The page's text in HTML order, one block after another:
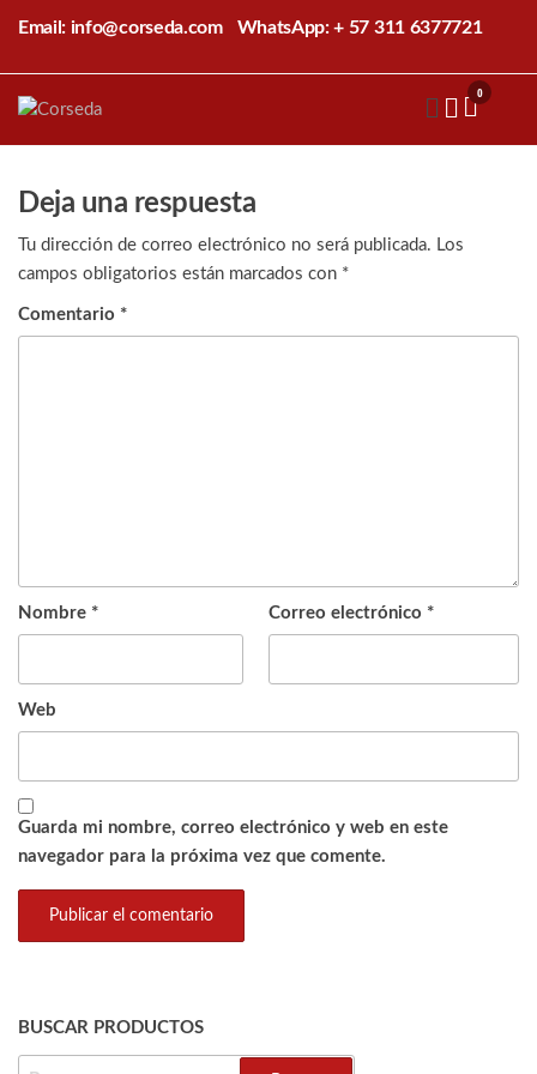
contenido
Email: info@corseda.com WhatsApp: + 57 311 6377721
sericultura
0
Deja una respuesta
Tu dirección de correo electrónico no será publicada. Los
campos obligatorios están marcados con *
Comentario *
Nombre * Correo electrónico *
Web
Guarda mi nombre, correo electrónico y web en este
navegador para la próxima vez que comente.
BUSCAR PRODUCTOS
BUSCAR: